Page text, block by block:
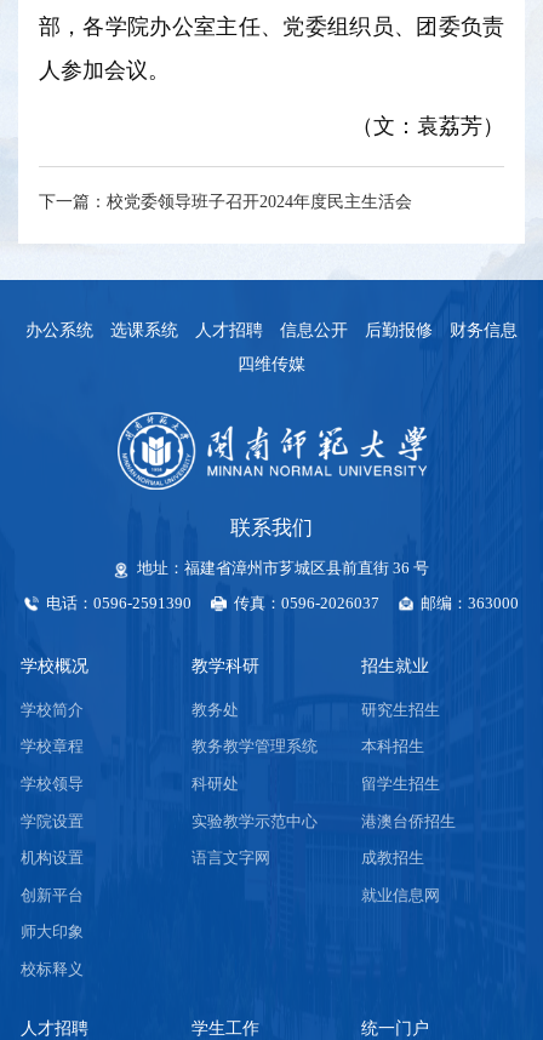
部，各学院办公室主任、党委组织员、团委负责
人参加会议。
（文：袁荔芳）
下一篇： 校党委领导班子召开2024年度民主生活会
办公系统 选课系统 人才招聘 信息公开 后勤报修
财务信息
四维传媒
联系我们
地址：福建省漳州市芗城区县前直街 36 号
电话：0596-2591390 传真：0596-2026037 邮编：363000
学校概况
学校简介
学校章程
学校领导
学院设置
机构设置
创新平台
师大印象
校标释义
教学科研
教务处
教务教学管理系统
科研处
实验教学示范中心
语言文字网
招生就业
研究生招生
本科招生
留学生招生
港澳台侨招生
成教招生
就业信息网
人才招聘 学生工作 统一门户